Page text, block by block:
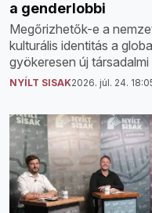
a genderlobbi
Megőrizhetők-e a
kulturális identitás a
gyökeresen új
NYÍLT SISAK2026. júl. 24.